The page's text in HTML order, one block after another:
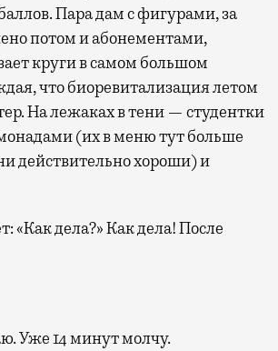
Пара дам с фигурами, за
потом и абонементами,
круги в самом большом
что биоревитализация летом
На лежаках в тени — студентки
(их в меню тут больше
действительно хороши) и
дела?» Как дела! После
Уже 14 минут молчу.